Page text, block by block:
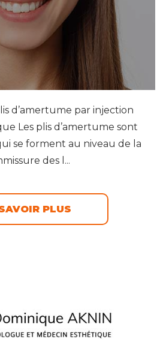
d’amertume par injection
Les plis d’amertume sont
se forment au niveau de la
des l...
PLUS